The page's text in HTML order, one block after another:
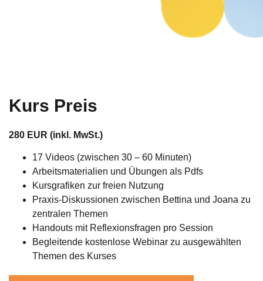
Kurs Preis
280 EUR (inkl. MwSt.)
17 Videos (zwischen 30 – 60 Minuten)
Arbeitsmaterialien und Übungen als Pdfs
Kursgrafiken zur freien Nutzung
Praxis-Diskussionen zwischen Bettina und Joana zu
zentralen Themen
Handouts mit Reflexionsfragen pro Session
Begleitende kostenlose Webinar zu ausgewählten
Themen des Kurses